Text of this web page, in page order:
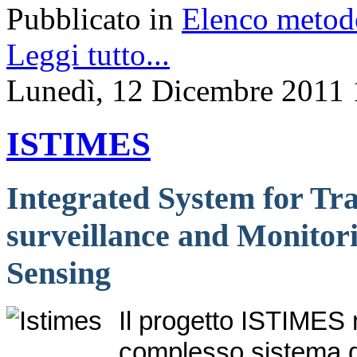
Pubblicato in Elenco
Leggi tutto...
Lunedì, 12 Dicembre 2011
ISTIMES
Integrated System for
surveillance and
Sensing
Il progetto ISTIMES